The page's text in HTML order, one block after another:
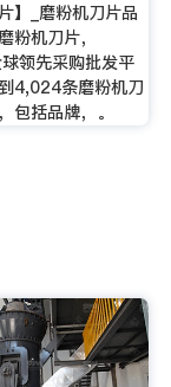
】_磨粉机刀片品
机刀片，
领先采购批发平
4,024条磨粉机刀
包括品牌，。